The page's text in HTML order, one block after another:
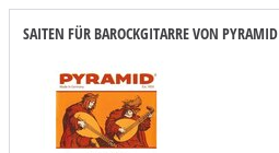
SAITEN FÜR BAROCKGITARRE VON PYRAMID